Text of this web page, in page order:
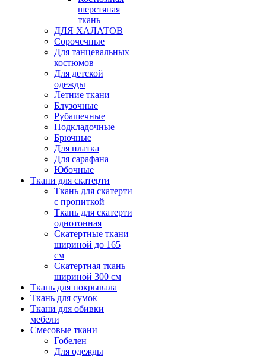
шерстяная
ткань
ДЛЯ ХАЛАТОВ
Сорочечные
Для танцевальных
костюмов
Для детской
одежды
Летние ткани
Блузочные
Рубашечные
Подкладочные
Брючные
Для платка
Для сарафана
Юбочные
Ткани для скатерти
Ткань для скатерти
с пропиткой
Ткань для скатерти
однотонная
Скатертные ткани
шириной до 165
см
Скатертная ткань
шириной 300 см
Ткань для покрывала
Ткань для сумок
Ткани для обивки
мебели
Смесовые ткани
Гобелен
Для одежды